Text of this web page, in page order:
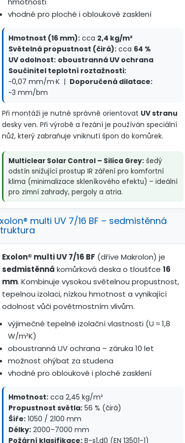
vhodné pro ploché i obloukové zasklení
Hmotnost (16 mm): cca 2,4 kg/m²
Světelná propustnost (čirá): cca 64 %
UV odolnost: oboustranná UV ochrana
Součinitel teplotní roztažnosti:
~0,07 mm/m·K | Doporučená dilatace:
~3 mm/bm
Při montáži je nutné správně orientovat UV stranu
desky ven. Při výrobě a řezání je používán speciální
nůž, který zabraňuje vniknutí špon do komůrek.
Multiclear Solar Control – Silica Grey: šedý
odstín snižující prostup IR záření pro komfortní
klima (minimalizace skleníkového efektu) – ideální
pro zimní zahrady, pergoly a atria.
multi UV 7/16 BF – sedmistěnná
Exolon® multi UV 7/16 BF (dříve Makrolon) je
sedmistěnná komůrková deska o tloušťce 16
mm. Kombinuje vysokou světelnou propustnost,
tepelnou izolaci, nízkou hmotnost a vynikající
odolnost vůči povětrnostním vlivům.
výjimečné tepelně izolační vlastnosti (U ≈ 1,8
W/m²K)
oboustranná UV ochrana – záruka 10 let
možnost ohýbat za studena
vhodné pro obloukové i ploché zasklení
Hmotnost: cca 2,45 kg/m²
Propustnost světla: 56 % (čirá)
Šíře: 1050 / 2100 mm
Délky: 2000–7000 mm
Požární klasifikace: B-s1,d0 (EN 13501-1)